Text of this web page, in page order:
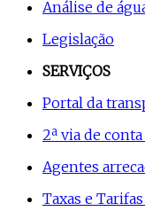
Análise de
Legislação
SERVIÇOS
Portal da
2ª via de
Agentes
Taxas e